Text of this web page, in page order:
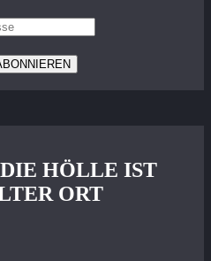
HÖLLE IST
ORT